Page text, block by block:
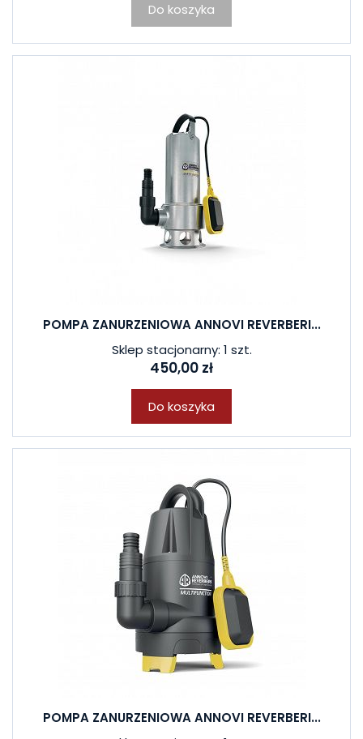
Do koszyka
POMPA ZANURZENIOWA ANNOVI REVERBERI...
Sklep stacjonarny: 1 szt.
450,00 zł
Do koszyka
POMPA ZANURZENIOWA ANNOVI REVERBERI...